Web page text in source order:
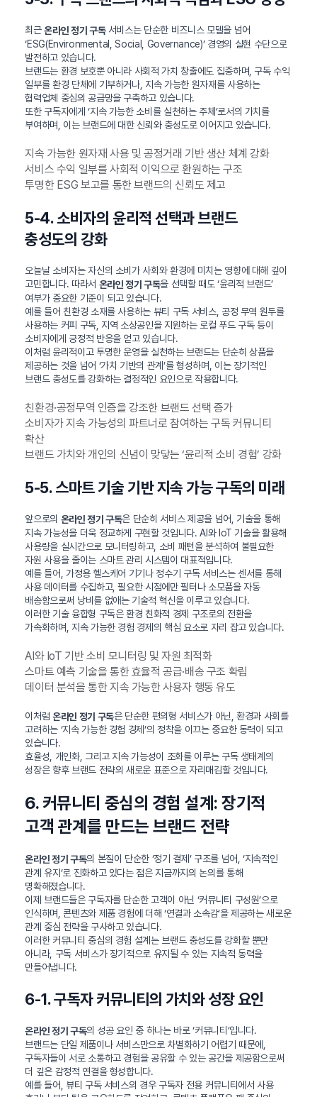
최근온라인 정기 구독서비스는 단순한 비즈니스 모델을 넘어
‘ESG(Environmental, Social, Governance)’ 경영의 실현 수단으로
발전하고 있습니다.
브랜드는 환경 보호뿐 아니라 사회적 가치 창출에도 집중하며, 구독 수익
일부를 환경 단체에 기부하거나, 지속 가능한 원자재를 사용하는
협력업체 중심의 공급망을 구축하고 있습니다.
또한 구독자에게 ‘지속 가능한 소비를 실천하는 주체’로서의 가치를
부여하며, 이는 브랜드에 대한 신뢰와 충성도로 이어지고 있습니다.
지속 가능한 원자재 사용 및 공정거래 기반 생산 체계 강화
서비스 수익 일부를 사회적 이익으로 환원하는 구조
투명한 ESG 보고를 통한 브랜드의 신뢰도 제고
5-4. 소비자의 윤리적 선택과 브랜드
충성도의 강화
오늘날 소비자는 자신의 소비가 사회와 환경에 미치는 영향에 대해 깊이
고민합니다. 따라서 온라인 정기 구독을 선택할 때도 ‘윤리적 브랜드’
여부가 중요한 기준이 되고 있습니다.
예를 들어 친환경 소재를 사용하는 뷰티 구독 서비스, 공정 무역 원두를
사용하는 커피 구독, 지역 소상공인을 지원하는 로컬 푸드 구독 등이
소비자에게 긍정적 반응을 얻고 있습니다.
이처럼 윤리적이고 투명한 운영을 실천하는 브랜드는 단순히 상품을
제공하는 것을 넘어 ‘가치 기반의 관계’를 형성하며, 이는 장기적인
브랜드 충성도를 강화하는 결정적인 요인으로 작용합니다.
친환경·공정무역 인증을 강조한 브랜드 선택 증가
소비자가 지속 가능성의 파트너로 참여하는 구독 커뮤니티
확산
브랜드 가치와 개인의 신념이 맞닿는 ‘윤리적 소비 경험’ 강화
5-5. 스마트 기술 기반 지속 가능 구독의 미래
앞으로의 온라인 정기 구독은 단순히 서비스 제공을 넘어, 기술을 통해
지속 가능성을 더욱 정교하게 구현할 것입니다. AI와 IoT 기술을 활용해
사용량을 실시간으로 모니터링하고, 소비 패턴을 분석하여 불필요한
자원 사용을 줄이는 스마트 관리 시스템이 대표적입니다.
예를 들어, 가정용 헬스케어 기기나 정수기 구독 서비스는 센서를 통해
사용 데이터를 수집하고, 필요한 시점에만 필터나 소모품을 자동
배송함으로써 낭비를 없애는 기술적 혁신을 이루고 있습니다.
이러한 기술 융합형 구독은 환경 친화적 경제 구조로의 전환을
가속화하며, 지속 가능한 경험 경제의 핵심 요소로 자리 잡고 있습니다.
AI와 IoT 기반 소비 모니터링 및 자원 최적화
스마트 예측 기술을 통한 효율적 공급·배송 구조 확립
데이터 분석을 통한 지속 가능한 사용자 행동 유도
이처럼 온라인 정기 구독은 단순한 편의형 서비스가 아닌, 환경과 사회를
고려하는 ‘지속 가능한 경험 경제’의 정착을 이끄는 중요한 동력이 되고
있습니다.
효율성, 개인화, 그리고 지속 가능성이 조화를 이루는 구독 생태계의
성장은 향후 브랜드 전략의 새로운 표준으로 자리매김할 것입니다.
6. 커뮤니티 중심의 경험 설계: 장기적
고객 관계를 만드는 브랜드 전략
온라인 정기 구독의 본질이 단순한 ‘정기 결제’ 구조를 넘어, ‘지속적인
관계 유지’로 진화하고 있다는 점은 지금까지의 논의를 통해
명확해졌습니다.
이제 브랜드들은 구독자를 단순한 고객이 아닌 ‘커뮤니티 구성원’으로
인식하며, 콘텐츠와 제품 경험에 더해 ‘연결과 소속감’을 제공하는 새로운
관계 중심 전략을 구사하고 있습니다.
이러한 커뮤니티 중심의 경험 설계는 브랜드 충성도를 강화할 뿐만
아니라, 구독 서비스가 장기적으로 유지될 수 있는 지속적 동력을
만들어냅니다.
6-1. 구독자 커뮤니티의 가치와 성장 요인
온라인 정기 구독의 성공 요인 중 하나는 바로 ‘커뮤니티’입니다.
브랜드는 단일 제품이나 서비스만으로 차별화하기 어렵기 때문에,
구독자들이 서로 소통하고 경험을 공유할 수 있는 공간을 제공함으로써
더 깊은 감정적 연결을 형성합니다.
예를 들어, 뷰티 구독 서비스의 경우 구독자 전용 커뮤니티에서 사용